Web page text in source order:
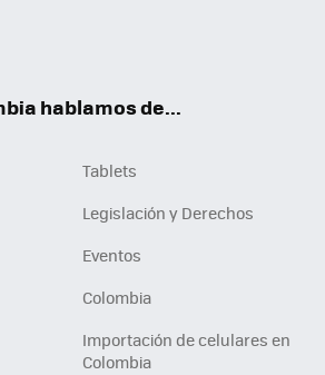
hablamos de...
Tablets
Legislación y Derechos
Eventos
Colombia
Importación de celulares en
Colombia